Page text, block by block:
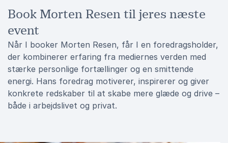
Book Morten Resen til jeres næste
event
Når I booker Morten Resen, får I en foredragsholder,
der kombinerer erfaring fra mediernes verden med
stærke personlige fortællinger og en smittende
energi. Hans foredrag motiverer, inspirerer og giver
konkrete redskaber til at skabe mere glæde og drive –
både i arbejdslivet og privat.